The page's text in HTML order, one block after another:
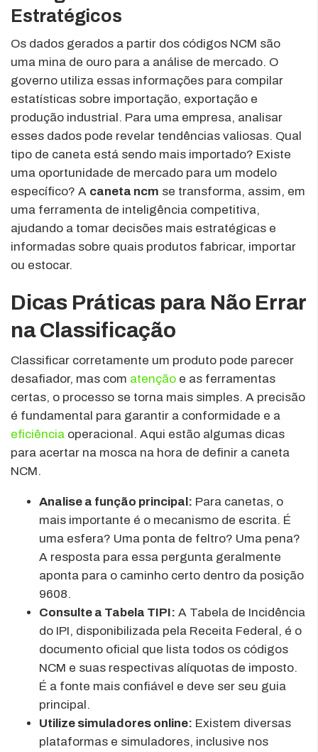
Estratégicos
Os dados gerados a partir dos códigos NCM são
uma mina de ouro para a análise de mercado. O
governo utiliza essas informações para compilar
estatísticas sobre importação, exportação e
produção industrial. Para uma empresa, analisar
esses dados pode revelar tendências valiosas. Qual
tipo de caneta está sendo mais importado? Existe
uma oportunidade de mercado para um modelo
específico? A caneta ncm se transforma, assim, em
uma ferramenta de inteligência competitiva,
ajudando a tomar decisões mais estratégicas e
informadas sobre quais produtos fabricar, importar
ou estocar.
Dicas Práticas para Não Errar
na Classificação
Classificar corretamente um produto pode parecer
desafiador, mas com atenção e as ferramentas
certas, o processo se torna mais simples. A precisão
é fundamental para garantir a conformidade e a
eficiência operacional. Aqui estão algumas dicas
para acertar na mosca na hora de definir a caneta
NCM.
Analise a função principal: Para canetas, o
mais importante é o mecanismo de escrita. É
uma esfera? Uma ponta de feltro? Uma pena?
A resposta para essa pergunta geralmente
aponta para o caminho certo dentro da posição
9608.
Consulte a Tabela TIPI: A Tabela de Incidência
do IPI, disponibilizada pela Receita Federal, é o
documento oficial que lista todos os códigos
NCM e suas respectivas alíquotas de imposto.
É a fonte mais confiável e deve ser seu guia
principal.
Utilize simuladores online: Existem diversas
plataformas e simuladores, inclusive nos